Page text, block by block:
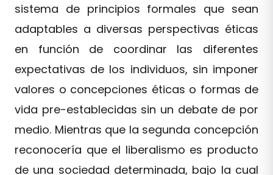
sistema de principios formales que sean
adaptables a diversas perspectivas éticas
en función de coordinar las diferentes
expectativas de los individuos, sin imponer
valores o concepciones éticas o formas de
vida pre-establecidas sin un debate de por
medio. Mientras que la segunda concepción
reconocería que el liberalismo es producto
de una sociedad determinada, bajo la cual